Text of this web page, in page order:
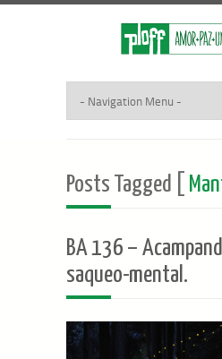
Posts Tagged [
BA 136 –
saqueo-mental.